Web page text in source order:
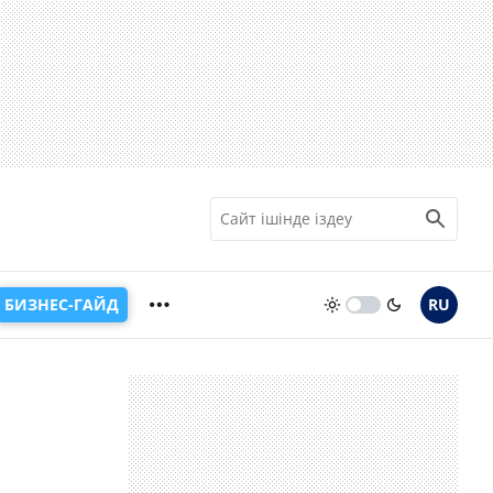
БИЗНЕС-ГАЙД RU